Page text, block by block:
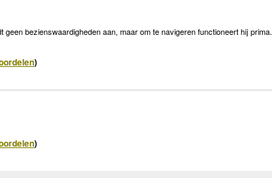
bezienswaardigheden aan, maar om te navigeren functioneert hij prima.
)
)